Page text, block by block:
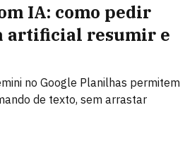
IA: como pedir
artificial resumir e
no Google Planilhas permitem
de texto, sem arrastar